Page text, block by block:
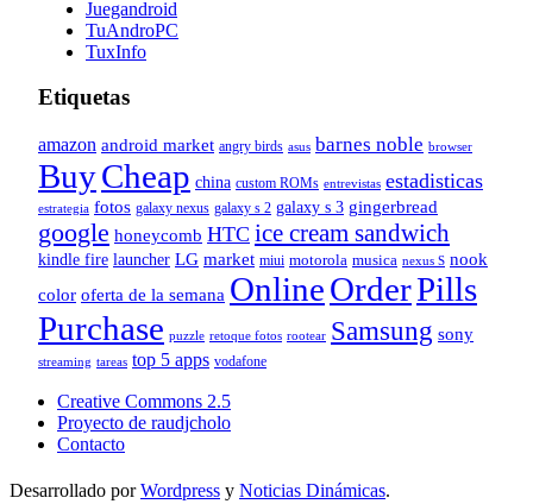
Juegandroid
TuAndroPC
TuxInfo
Etiquetas
amazon android market angry birds asus barnes noble browser
BuyCheap china custom ROMs entrevistas estadisticas
estrategia fotos galaxy nexus galaxy s 2 galaxy s 3 gingerbread
google honeycomb HTC ice cream sandwich
kindle fire launcher LG market miui motorola musica nexus S nook
color oferta de la semana OnlineOrderPills
Purchase puzzle retoque fotos rootear Samsung sony
streaming tareas top 5 apps vodafone
Creative Commons 2.5
Proyecto de raudjcholo
Contacto
Desarrollado porWordpress y Noticias Dinámicas.